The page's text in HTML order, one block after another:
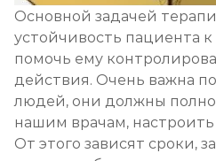
Основной задачей
устойчивость пациента
помочь ему
действия. Очень важна
людей, они должны
нашим врачам, настроить
От этого зависят сроки,